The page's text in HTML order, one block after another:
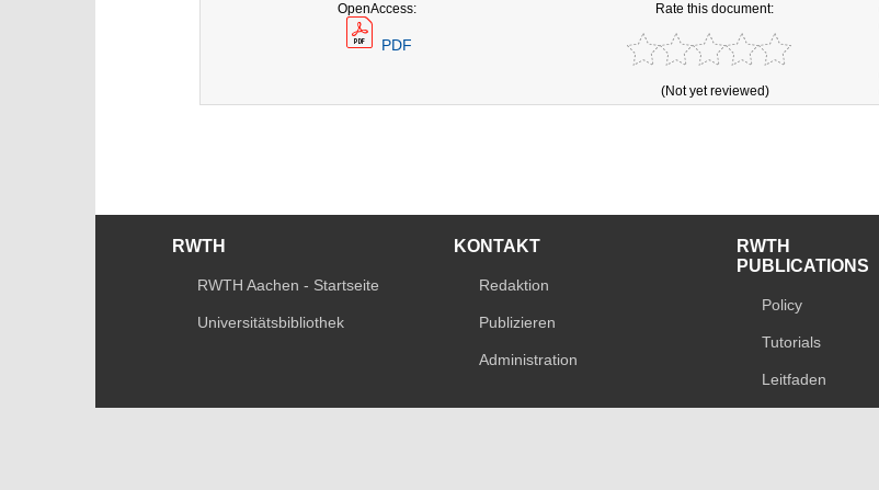
OpenAccess:
PDF
Rate this document:
(Not yet reviewed)
RWTH
RWTH Aachen - Startseite
Universitätsbibliothek
KONTAKT
Redaktion
Publizieren
Administration
RWTH
PUBLICATIONS
Policy
Tutorials
Leitfaden